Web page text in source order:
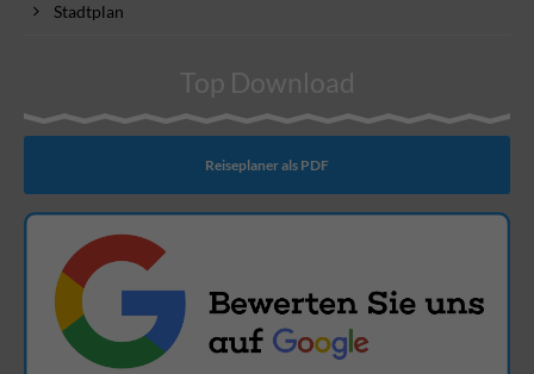
Stadtplan
Top Download
Reiseplaner als PDF